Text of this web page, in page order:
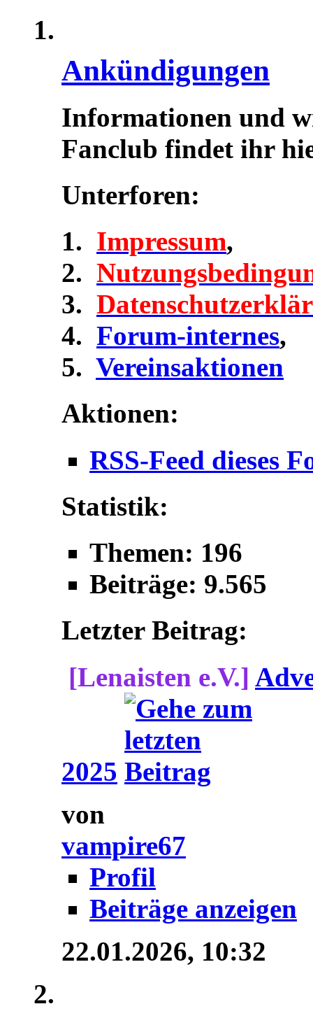
Ankündigungen
Informationen und
Fanclub findet ihr
Unterforen:
Impressum,
Forum-internes,
Vereinsaktionen
Aktionen:
RSS-Feed dieses
Statistik:
Themen: 196
Beiträge: 9.565
Letzter Beitrag:
[Lenaisten e.V.]
2025
von
vampire67
Profil
Beiträge anzeigen
22.01.2026, 10:32